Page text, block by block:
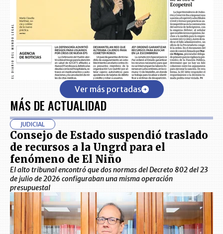
Ver más portadas
MÁS DE ACTUALIDAD
JUDICIAL
Consejo de Estado suspendió traslado
de recursos a la Ungrd para el
fenómeno de El Niño
El alto tribunal encontró que dos normas del Decreto 802 del 23
de julio de 2026 configuraban una misma operación
presupuestal